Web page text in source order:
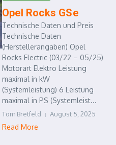
Opel Rocks GSe
Technische Daten und Preis
Technische Daten
(Herstellerangaben) Opel
Rocks Electric (03/22 – 05/25)
Motorart Elektro Leistung
maximal in kW
(Systemleistung) 6 Leistung
maximal in PS (Systemleist...
Tom Bretfeld August 5, 2025
Read More